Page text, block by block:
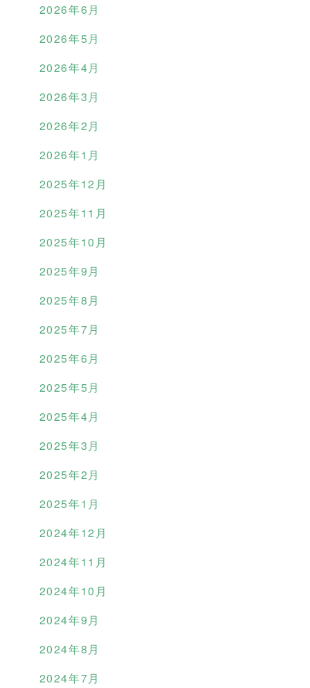
2026年6月
2026年5月
2026年4月
2026年3月
2026年2月
2026年1月
2025年12月
2025年11月
2025年10月
2025年9月
2025年8月
2025年7月
2025年6月
2025年5月
2025年4月
2025年3月
2025年2月
2025年1月
2024年12月
2024年11月
2024年10月
2024年9月
2024年8月
2024年7月